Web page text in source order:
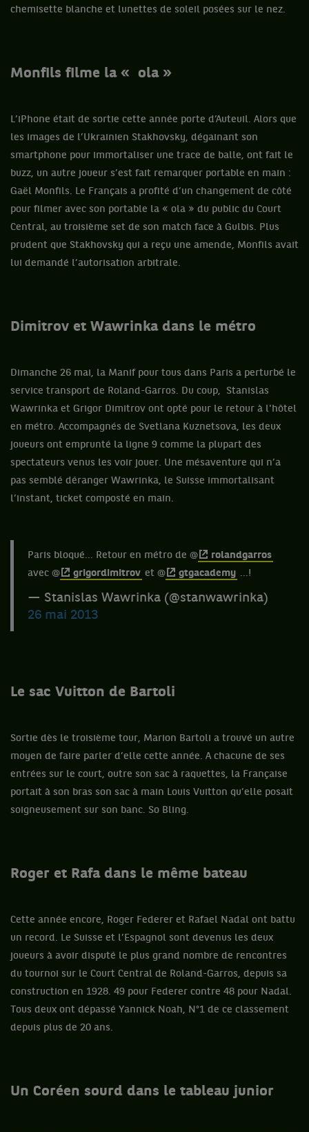
chemisette blanche et lunettes de soleil posées sur le nez.
Monfils filme la « ola »
L’iPhone était de sortie cette année porte d’Auteuil. Alors que
les images de l’Ukrainien Stakhovsky, dégainant son
smartphone pour immortaliser une trace de balle, ont fait le
buzz, un autre joueur s’est fait remarquer portable en main :
Gaël Monfils. Le Français a profité d’un changement de côté
pour filmer avec son portable la « ola » du public du Court
Central, au troisième set de son match face à Gulbis. Plus
prudent que Stakhovsky qui a reçu une amende, Monfils avait
lui demandé l’autorisation arbitrale.
Dimitrov et Wawrinka dans le métro
Dimanche 26 mai, la Manif pour tous dans Paris a perturbé le
service transport de Roland-Garros. Du coup, Stanislas
Wawrinka et Grigor Dimitrov ont opté pour le retour à l'hôtel
en métro. Accompagnés de Svetlana Kuznetsova, les deux
joueurs ont emprunté la ligne 9 comme la plupart des
spectateurs venus les voir jouer. Une mésaventure qui n’a
pas semblé déranger Wawrinka, le Suisse immortalisant
l’instant, ticket composté en main.
Paris bloqué... Retour en métro de @
rolandgarros
avec @
grigordimitrov et @ gtgacademy ...!
— Stanislas Wawrinka (@stanwawrinka)
26 mai 2013
Le sac Vuitton de Bartoli
Sortie dès le troisième tour, Marion Bartoli a trouvé un autre
moyen de faire parler d’elle cette année. A chacune de ses
entrées sur le court, outre son sac à raquettes, la Française
portait à son bras son sac à main Louis Vuitton qu’elle posait
soigneusement sur son banc. So Bling.
Roger et Rafa dans le même bateau
Cette année encore, Roger Federer et Rafael Nadal ont battu
un record. Le Suisse et l’Espagnol sont devenus les deux
joueurs à avoir disputé le plus grand nombre de rencontres
du tournoi sur le Court Central de Roland-Garros, depuis sa
construction en 1928. 49 pour Federer contre 48 pour Nadal.
Tous deux ont dépassé Yannick Noah, N°1 de ce classement
depuis plus de 20 ans.
Un Coréen sourd dans le tableau junior